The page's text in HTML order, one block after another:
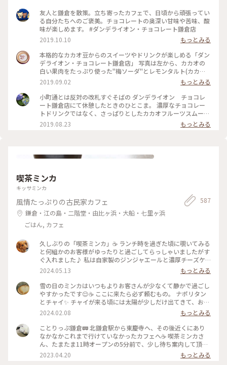
友人と鎌倉を散策。立ち寄ったカフェで、日頃から頑張ってい
る自分たちへのご褒美。チョコレートの奥深い甘味や苦味、酸
味が楽しめます。 #ダンデライオン・チョコレート鎌倉店
2019.10.10
もっとみる
本格的なカカオ豆からのスイーツやドリンクが楽しめる「ダン
デライオン・チョコレート鎌倉店」 写真は左から、カカオの
白い果肉をたっぷり使った"梅ソーダ"とレモンタルト(カカオ
の間にレモンがしっかりと挟まれており、カカオの苦味となん
だか合っている😱‼️) 窓の外からは鎌倉駅のホームが見え、春
になると桜🌸が窓を覆う感じに咲くようです🚃 ホームを行き
交う人達を見ながら、カフェもたまには素敵だなぁ…と感じま
した。 #チョコレート#わたしの街#ダンデライオン#カカオ#鎌
2019.09.02
もっとみる
小町通とは反対の改札すぐそばの ダンデライオン チョコレ
ート鎌倉店にて休憩したときのひとこま。 濃厚なチョコレー
トドリンクではなく、さっぱりとしたカカオフルーツスムージ
ーを。 美味しかったです～ そしておまけのお菓子も嬉しい。
#鎌倉 #ダンデライオンチョコレート #スムージー
2019.08.23 もっとみる
喫茶ミンカ
キッサミンカ
風情たっぷりの古民家カフェ
鎌倉・江の島・二階堂・由比ヶ浜・大船・七里ヶ浜
ごはん, カフェ
587
久しぶりの「喫茶ミンカ」☕️ ランチ時を過ぎた頃に覗いてみる
と何組かのお客様がゆったりと過ごしてらっしゃいましたがす
ぐ入れました♪ 私は自家製のジンジャエールと濃厚チーズケ
ーキ😋 友達は念願のプリン🍮食べれて幸せそうでした🍀 アン
テークな家具や小物 たくさんの本に囲まれて本好き同士「こ
こでゆったりと本を読んで過ごしたいねぇ💕」 #大好きな北鎌
倉をご案内
2024.05.13
もっとみる
雪の日のミンカはいつもよりお客さんが少なくて静かで過ごし
やすかったです😌☕ ここに来たら必ず頼むもの。 ナポリタン
とチャイ✨ チャイが来る頃には太陽が少しだけ出てきて、お店
に差し込む光も暖かいものになっていました😊 #冬の旅 #私の
ことりっぷ旅
2024.02.08
もっとみる
ことりっぷ鎌倉🚃 北鎌倉駅から東慶寺へ、その後近くにあり
なかなかこれまで行けていなかったカフェへ☕️ 喫茶ミンカさ
ん、たまたま11時オープンの5分前で、少し待ち案内して頂け
ました☺️ 素朴な花や緑の庭を眺めながらコーヒーとピロシキ
を遅い朝ごはん代わりに頂きました☕️ サクッとあったかピロシ
2023.04.20 もっとみる